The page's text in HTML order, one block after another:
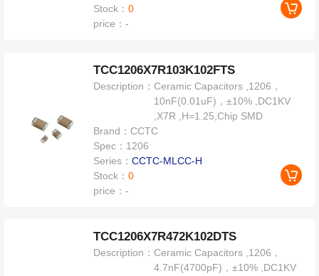
Stock：0
price：-
TCC1206X7R103K102FTS
Description：Ceramic Capacitors ,1206，
10nF(0.01uF)，±10% ,DC1KV
,X7R ,H=1.25,Chip SMD
Brand：CCTC
Spec： 1206
Series：CCTC-MLCC-H
Stock：0
price：-
TCC1206X7R472K102DTS
Description：Ceramic Capacitors ,1206，
4.7nF(4700pF)，±10% ,DC1KV